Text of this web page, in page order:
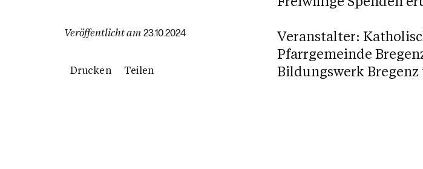
Veröffentlicht am 23.10.2024
Drucken Teilen
Veranstalter:
Pfarrgemeinde
Bildungswerk